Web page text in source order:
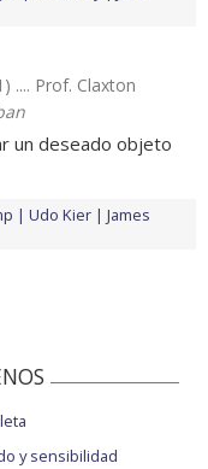
.... Prof. Claxton
un deseado objeto
Udo Kier
James
y sensibilidad